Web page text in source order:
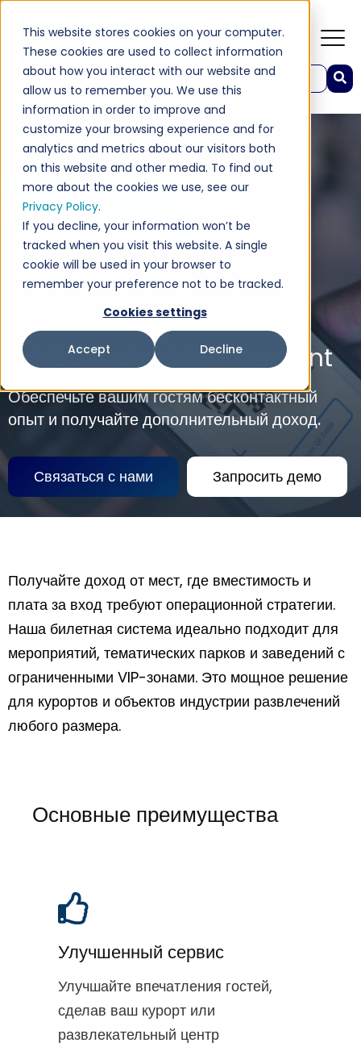
This website stores cookies on your computer.
These cookies are used to collect information
about how you interact with our website and
allow us to remember you. We use this
information in order to improve and
customize your browsing experience and for
analytics and metrics about our visitors both
on this website and other media. To find out
more about the cookies we use, see our
Privacy Policy.
If you decline, your information won’t be
tracked when you visit this website. A single
cookie will be used in your browser to
remember your preference not to be tracked.
Cookies settings
Accept Decline
Это поле поиска с прикрепленной функцией автоподстановки.
Результаты отсутствуют, так как поле поиска
TYNGO Ticket Management
Обеспечьте вашим гостям бесконтактный
опыт и получайте дополнительный доход.
Связаться с нами Запросить демо
Получайте доход от мест, где вместимость и
плата за вход требуют операционной стратегии.
Наша билетная система идеально подходит для
мероприятий, тематических парков и заведений с
ограниченными VIP-зонами. Это мощное решение
для курортов и объектов индустрии развлечений
любого размера.
Основные преимущества
Улучшенный сервис
Улучшайте впечатления гостей,
сделав ваш курорт или
развлекательный центр